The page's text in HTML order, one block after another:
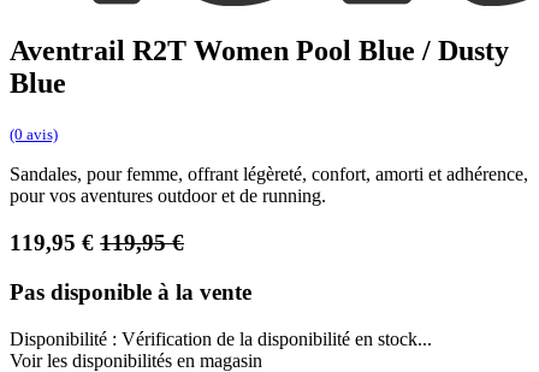
Aventrail R2T Women Pool Blue / Dusty
Blue
(0 avis)
Sandales, pour femme, offrant légèreté, confort, amorti et adhérence,
pour vos aventures outdoor et de running.
119,95 € 119,95€
Pas disponible à la vente
Disponibilité : Vérification de la disponibilité en stock...
Voir les disponibilités en magasin